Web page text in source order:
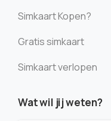
Simkaart Kopen?
Gratis simkaart
Simkaart verlopen
Wat wil jij weten?